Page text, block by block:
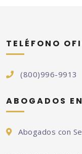
TELÉFONO
(800)996-9913
ABOGADOS
Abogados con